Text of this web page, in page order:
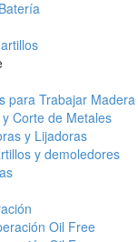
para Trabajar Madera
Corte de Metales
y Lijadoras
y demoledores
Oil Free